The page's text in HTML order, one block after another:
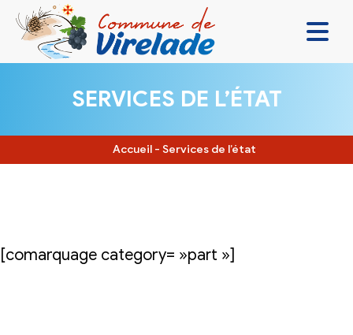
VIVRE ENSEMBLE
SE DIVERTIR
SERVICES DE L’ÉTAT
Accueil - Services de l’état
[comarquage category= »part »]